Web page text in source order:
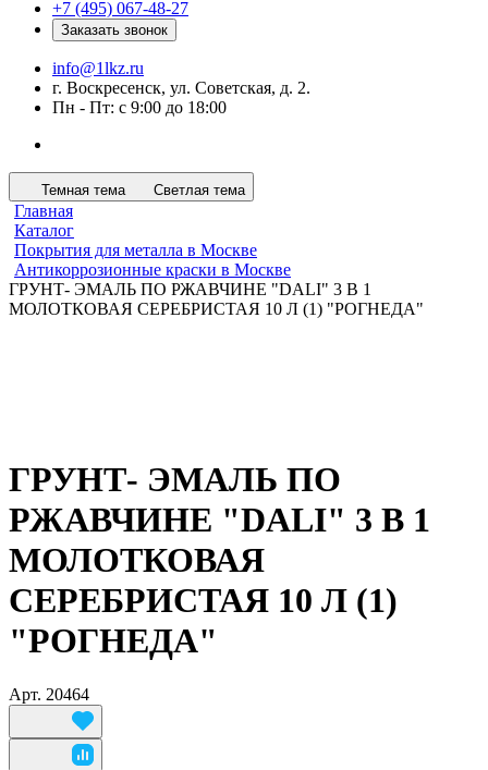
+7 (495) 067-48-27
Заказать звонок
info@1lkz.ru
г. Воскресенск, ул. Советская, д. 2.
Пн - Пт: с 9:00 до 18:00
Темная тема Светлая тема
Главная
Каталог
Покрытия для металла в Москве
Антикоррозионные краски в Москве
ГРУНТ- ЭМАЛЬ ПО РЖАВЧИНЕ "DALI" 3 В 1
МОЛОТКОВАЯ СЕРЕБРИСТАЯ 10 Л (1) "РОГНЕДА"
ГРУНТ- ЭМАЛЬ ПО
РЖАВЧИНЕ "DALI" 3 В 1
МОЛОТКОВАЯ
СЕРЕБРИСТАЯ 10 Л (1)
"РОГНЕДА"
Арт. 20464